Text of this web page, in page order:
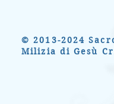
© 2013-2024
Milizia di Gesù